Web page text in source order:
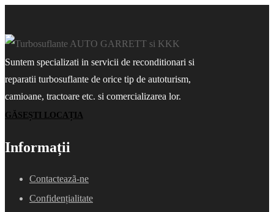
Suntem specializati in servicii de reconditionari si
reparatii turbosuflante de orice tip de autoturism,
camioane, tractoare etc. si comercializarea lor.
GĂSEȘTI LOCAȚIA
Informații
Contacteazã-ne
Confidențialitate